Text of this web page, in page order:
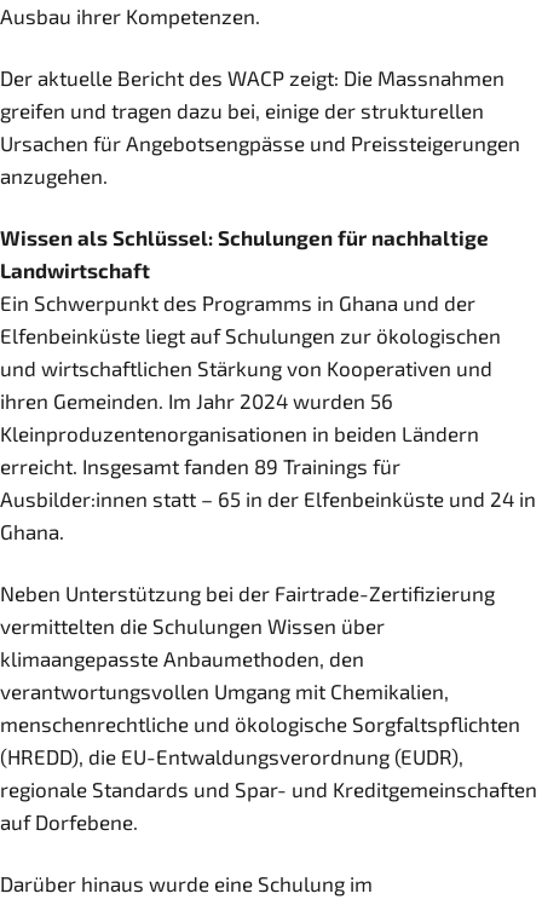
Ausbau ihrer Kompetenzen.
Der aktuelle Bericht des WACP zeigt: Die Massnahmen
greifen und tragen dazu bei, einige der strukturellen
Ursachen für Angebotsengpässe und Preissteigerungen
anzugehen.
Wissen als Schlüssel: Schulungen für nachhaltige
Landwirtschaft
Ein Schwerpunkt des Programms in Ghana und der
Elfenbeinküste liegt auf Schulungen zur ökologischen
und wirtschaftlichen Stärkung von Kooperativen und
ihren Gemeinden. Im Jahr 2024 wurden 56
Kleinproduzentenorganisationen in beiden Ländern
erreicht. Insgesamt fanden 89 Trainings für
Ausbilder:innen statt – 65 in der Elfenbeinküste und 24 in
Ghana.
Neben Unterstützung bei der Fairtrade-Zertifizierung
vermittelten die Schulungen Wissen über
klimaangepasste Anbaumethoden, den
verantwortungsvollen Umgang mit Chemikalien,
menschenrechtliche und ökologische Sorgfaltspflichten
(HREDD), die EU-Entwaldungsverordnung (EUDR),
regionale Standards und Spar- und Kreditgemeinschaften
auf Dorfebene.
Darüber hinaus wurde eine Schulung im